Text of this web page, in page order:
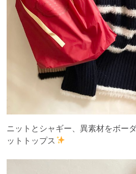
ニットとシャギー、異素材をボー
ットトップス